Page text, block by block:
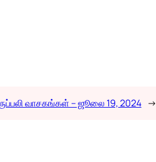
வாசகங்கள் – ஜூலை 19, 2024 →